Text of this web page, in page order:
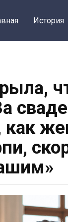
История